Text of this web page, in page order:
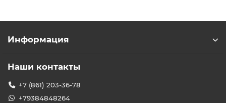
Информация
Наши контакты
+7 (861) 203-36-78
+79384848264